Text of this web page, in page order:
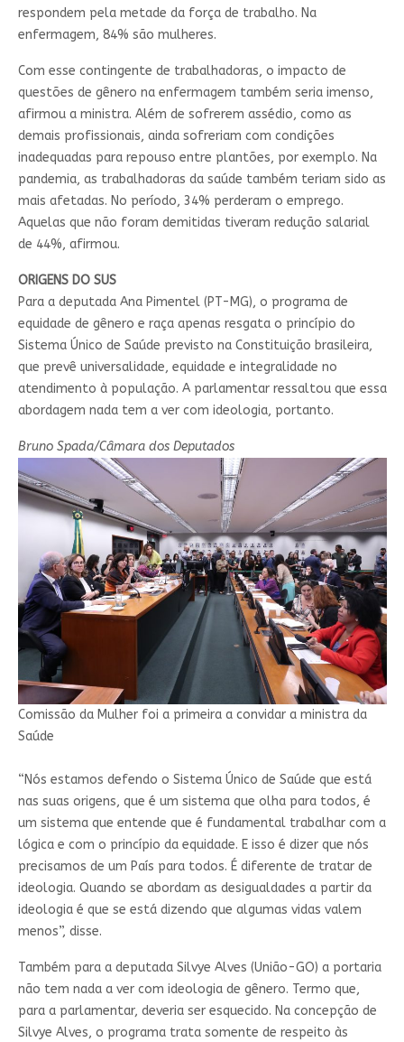
respondem pela metade da força de trabalho. Na
enfermagem, 84% são mulheres.
Com esse contingente de trabalhadoras, o impacto de
questões de gênero na enfermagem também seria imenso,
afirmou a ministra. Além de sofrerem assédio, como as
demais profissionais, ainda sofreriam com condições
inadequadas para repouso entre plantões, por exemplo. Na
pandemia, as trabalhadoras da saúde também teriam sido as
mais afetadas. No período, 34% perderam o emprego.
Aquelas que não foram demitidas tiveram redução salarial
de 44%, afirmou.
ORIGENS DO SUS
Para a deputada Ana Pimentel (PT-MG), o programa de
equidade de gênero e raça apenas resgata o princípio do
Sistema Único de Saúde previsto na Constituição brasileira,
que prevê universalidade, equidade e integralidade no
atendimento à população. A parlamentar ressaltou que essa
abordagem nada tem a ver com ideologia, portanto.
Bruno Spada/Câmara dos Deputados
Comissão da Mulher foi a primeira a convidar a ministra da
Saúde
“Nós estamos defendo o Sistema Único de Saúde que está
nas suas origens, que é um sistema que olha para todos, é
um sistema que entende que é fundamental trabalhar com a
lógica e com o princípio da equidade. E isso é dizer que nós
precisamos de um País para todos. É diferente de tratar de
ideologia. Quando se abordam as desigualdades a partir da
ideologia é que se está dizendo que algumas vidas valem
menos”, disse.
Também para a deputada Silvye Alves (União-GO) a portaria
não tem nada a ver com ideologia de gênero. Termo que,
para a parlamentar, deveria ser esquecido. Na concepção de
Silvye Alves, o programa trata somente de respeito às